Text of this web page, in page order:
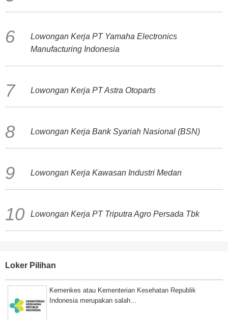
Lowongan Kerja PT Yamaha Electronics
Manufacturing Indonesia
Lowongan Kerja PT Astra Otoparts
Lowongan Kerja Bank Syariah Nasional (BSN)
Lowongan Kerja Kawasan Industri Medan
Lowongan Kerja PT Triputra Agro Persada Tbk
Loker Pilihan
Kemenkes atau Kementerian Kesehatan Republik
Indonesia merupakan salah...